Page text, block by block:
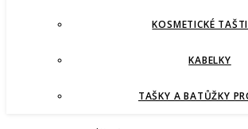
KOSMETICKÉ
KABELKY
TAŠKY A BATŮŽKY